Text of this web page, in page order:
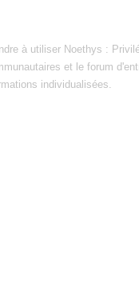
à utiliser Noethys :
et le forum
individualisées.